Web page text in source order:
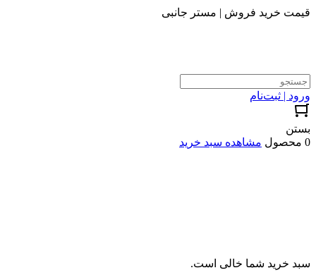
قیمت خرید فروش | مستر جانبی
ورود | ثبت‌نام
بستن
0 محصول
مشاهده سبد خرید
سبد خرید شما خالی است.